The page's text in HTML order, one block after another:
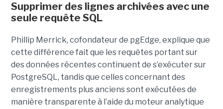
Supprimer des lignes archivées avec une
seule requête SQL
Phillip Merrick, cofondateur de pgEdge, explique que
cette différence fait que les requêtes portant sur
des données récentes continuent de s’exécuter sur
PostgreSQL, tandis que celles concernant des
enregistrements plus anciens sont exécutées de
manière transparente à l’aide du moteur analytique